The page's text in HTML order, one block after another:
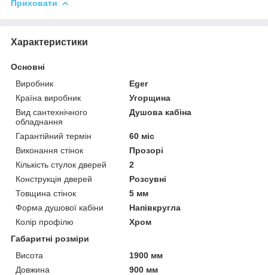
Приховати
Характеристики
Основні
Виробник
Eger
Країна виробник
Угорщина
Вид сантехнічного
обладнання
Душова кабіна
Гарантійний термін
60 міс
Виконання стінок
Прозорі
Кількість стулок дверей
2
Конструкція дверей
Розсувні
Товщина стінок
5 мм
Форма душової кабіни
Напівкругла
Колір профілю
Хром
Габаритні розміри
Висота
1900 мм
Довжина
900 мм